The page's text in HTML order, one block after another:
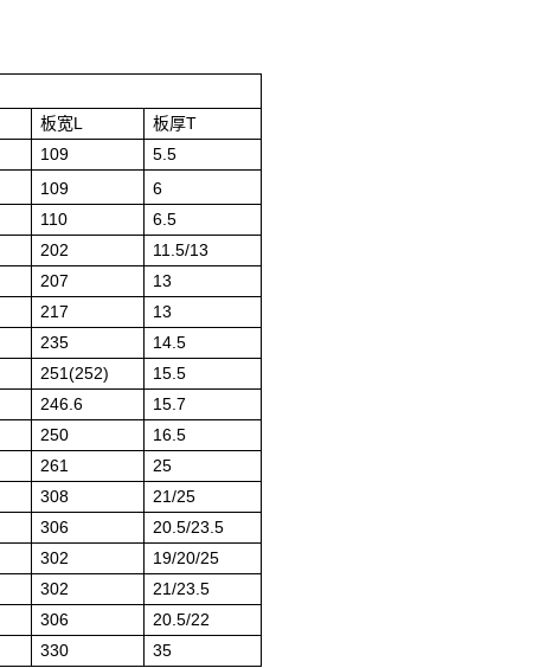
板宽L
板厚T
109
5.5
109
6
110
6.5
202
11.5/13
207
13
217
13
235
14.5
251(252)
15.5
246.6
15.7
250
16.5
261
25
308
21/25
306
20.5/23.5
302
19/20/25
302
21/23.5
306
20.5/22
330 35